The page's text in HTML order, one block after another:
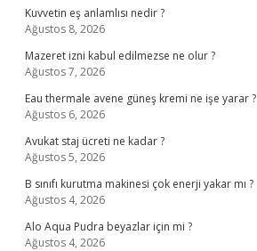
Kuvvetin eş anlamlısı nedir ?
Ağustos 8, 2026
Mazeret izni kabul edilmezse ne olur ?
Ağustos 7, 2026
Eau thermale avene güneş kremi ne işe yarar ?
Ağustos 6, 2026
Avukat staj ücreti ne kadar ?
Ağustos 5, 2026
B sınıfı kurutma makinesi çok enerji yakar mı ?
Ağustos 4, 2026
Alo Aqua Pudra beyazlar için mi ?
Ağustos 4, 2026